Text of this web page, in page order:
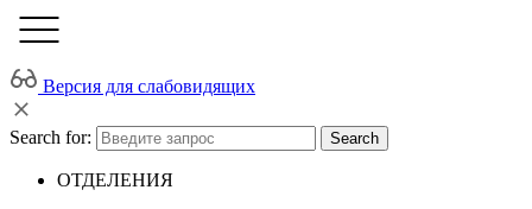
Версия для слабовидящих
Search for: Search
ОТДЕЛЕНИЯ